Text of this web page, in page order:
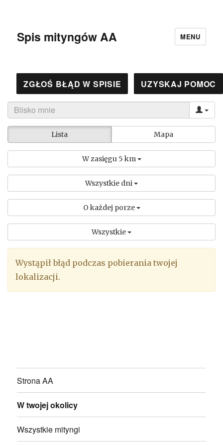
Spis mityngów AA MENU
ZGŁOŚ BŁĄD W SPISIE UZYSKAJ POMOC
Lista Mapa
W zasięgu 5 km
Wszystkie dni
O każdej porze
Wszystkie
Wystąpił błąd podczas pobierania twojej
lokalizacji.
Strona AA
W twojej okolicy
Wszystkie mityngi